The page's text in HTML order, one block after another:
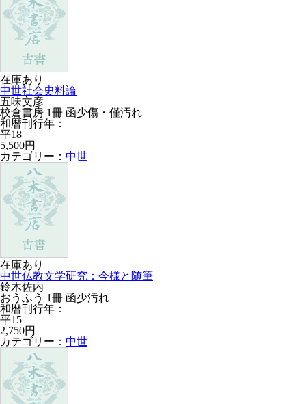
在庫あり
中世社会史料論
五味文彦
校倉書房 1冊 函少傷・僅汚れ
和暦刊行年：
平18
5,500円
カテゴリー： 中世
在庫あり
中世仏教文学研究：今様と随筆
鈴木佐内
おうふう 1冊 函少汚れ
和暦刊行年：
平15
2,750円
カテゴリー： 中世